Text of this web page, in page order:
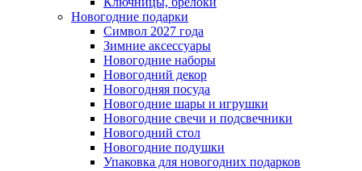
Новогодние подарки
Символ 2027 года
Зимние аксессуары
Новогодние наборы
Новогодний декор
Новогодняя посуда
Новогодние шары и игрушки
Новогодние свечи и подсвечники
Новогодний стол
Новогодние подушки
Упаковка для новогодних подарков